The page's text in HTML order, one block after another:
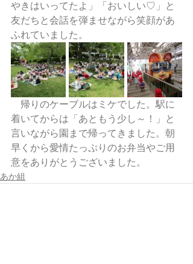
やきはいってたよ」「おいしい♡」と
友だちと会話を弾ませながら笑顔があ
ふれていました。
帰りのケーブルはミケでした。駅に
着いてからは「あともう少し～！」と
言いながら園まで帰ってきました。朝
早くから愛情たっぷりのお弁当やご用
意をありがとうございました。
あか組